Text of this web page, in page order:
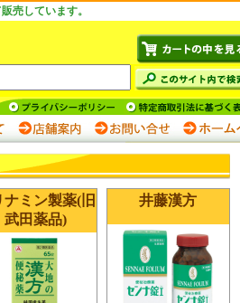
売しています。
ナミン製薬(旧
武田薬品)
井藤漢方